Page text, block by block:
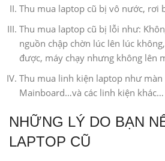
Thu mua laptop cũ bị vô nước, rơi
Thu mua laptop cũ bị lỗi như:
nguồn chập chờn lúc lên lúc
được, máy chạy nhưng không lên
Thu mua linh kiện laptop như màn
Mainboard…và các linh kiện khác…
NHỮNG LÝ DO BẠN
LAPTOP CŨ